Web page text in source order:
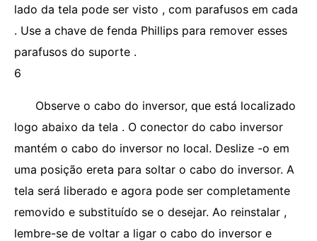
lado da tela pode ser visto , com parafusos em cada
. Use a chave de fenda Phillips para remover esses
parafusos do suporte .
6
Observe o cabo do inversor, que está localizado
logo abaixo da tela . O conector do cabo inversor
mantém o cabo do inversor no local. Deslize -o em
uma posição ereta para soltar o cabo do inversor. A
tela será liberado e agora pode ser completamente
removido e substituído se o desejar. Ao reinstalar ,
lembre-se de voltar a ligar o cabo do inversor e